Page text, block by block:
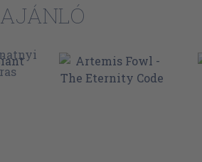
AJÁNLÓ